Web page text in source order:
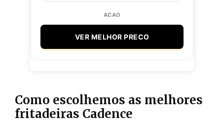
VER MELHOR PRECO
Como escolhemos as melhores
fritadeiras Cadence